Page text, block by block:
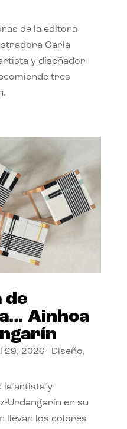
de la editora
Carla
y diseñador
tres
de
Ainhoa
29, 2026 Diseño,
la artista y
Urdangarín en su
llevan los colores